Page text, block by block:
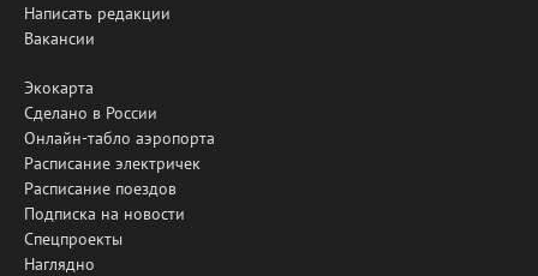
Написать редакции
Вакансии
Экокарта
Сделано в России
Онлайн-табло аэропорта
Расписание электричек
Расписание поездов
Подписка на новости
Спецпроекты
Наглядно